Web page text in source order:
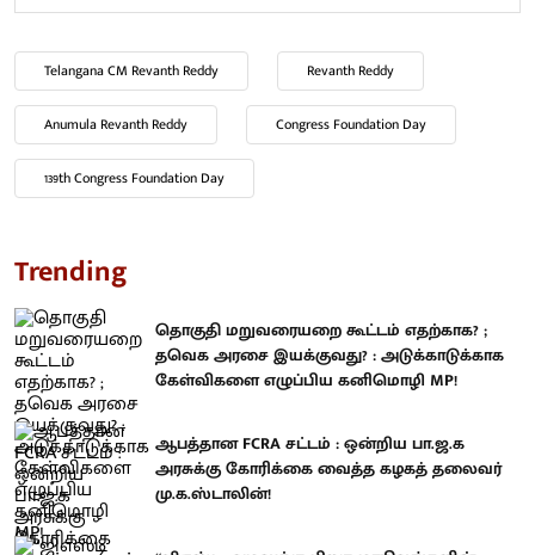
Telangana CM Revanth Reddy Revanth Reddy
Anumula Revanth Reddy Congress Foundation Day
139th Congress Foundation Day
Trending
தொகுதி மறுவரையறை கூட்டம் எதற்காக? ;
தவெக அரசை இயக்குவது? : அடுக்காடுக்காக
கேள்விகளை எழுப்பிய கனிமொழி MP!
ஆபத்தான FCRA சட்டம் : ஒன்றிய பா.ஜ.க
அரசுக்கு கோரிக்கை வைத்த கழகத் தலைவர்
மு.க.ஸ்டாலின்!